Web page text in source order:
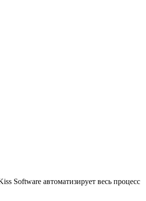
Software автоматизирует весь процесс